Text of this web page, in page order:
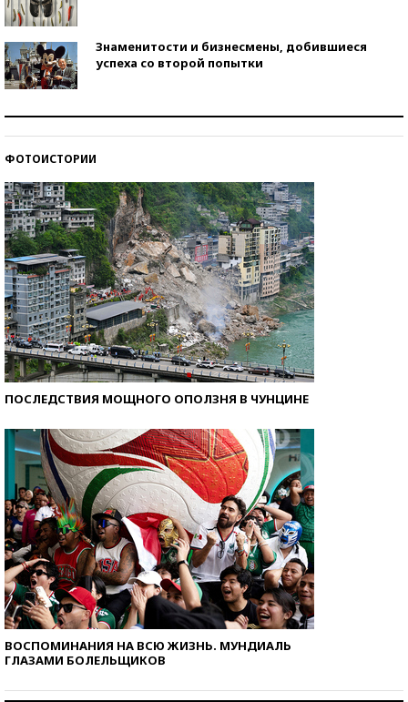
Знаменитости и бизнесмены, добившиеся
успеха со второй попытки
ФОТОИСТОРИИ
ПОСЛЕДСТВИЯ МОЩНОГО ОПОЛЗНЯ В ЧУНЦИНЕ
ВОСПОМИНАНИЯ НА ВСЮ ЖИЗНЬ. МУНДИАЛЬ
ГЛАЗАМИ БОЛЕЛЬЩИКОВ